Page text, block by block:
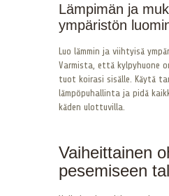
Lämpimän ja
ympäristön
Luo lämmin ja viihtyisä
Varmista, että kylpyhuone
tuot koirasi sisälle. Käytä
lämpöpuhallinta ja pidä
käden ulottuvilla.
Vaiheittainen
pesemiseen